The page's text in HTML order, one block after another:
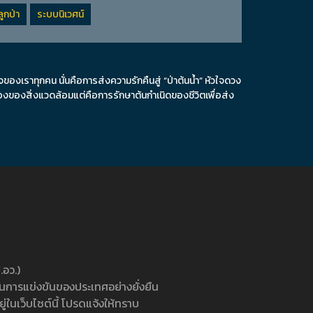
กป่า ระบบนิเวศน์
เราทุกคน นั่นคือการส่งความรักคืนสู่ “ป่าต้นน้ำ” หัวใจดวง
งของสิ่งแวดล้อมแต่คือการรักษาต้นกำเนิดของชีวิตเพื่อส่ง
ว.)
ารแข่งขันของประเทศอย่างยั่งยืน
เว็บไซต์นี้ โปรดแจ้งให้ทราบ